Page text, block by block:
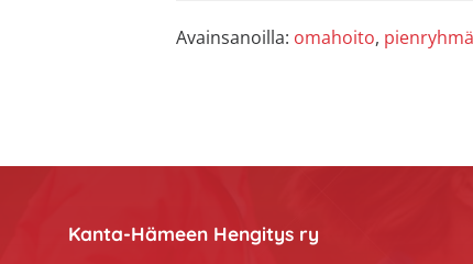
Avainsanoilla: omahoito,
Kanta-Hämeen Hengitys ry